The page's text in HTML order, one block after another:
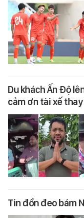
Du khách Ấn Độ
cảm ơn tài xế
Tin đồn đeo bám